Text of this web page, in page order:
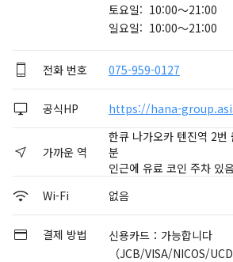
토요일: 10:00～21:00
일요일: 10:00～21:00
전화 번호 075-959-0127
공식HP https://hana-
가까운 역
한큐 나가오카 텐진역 2번
분
인근에 유료 코인 주차 있
Wi-Fi
없음
결제 방법
신용카드：가능합니다
（JCB/VISA/NICOS/